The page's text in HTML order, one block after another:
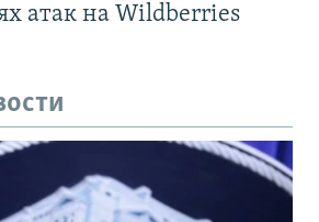
атак на Wildberries